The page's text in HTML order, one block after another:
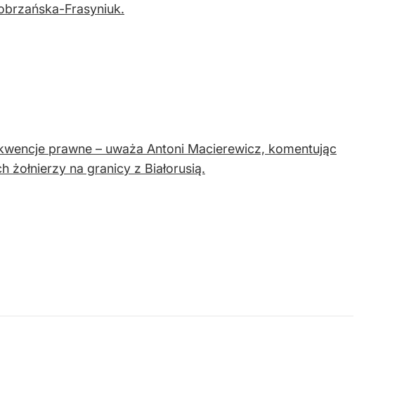
Frasyniuk.
prawne – uważa Antoni Macierewicz, komentując
żołnierzy na granicy z Białorusią.